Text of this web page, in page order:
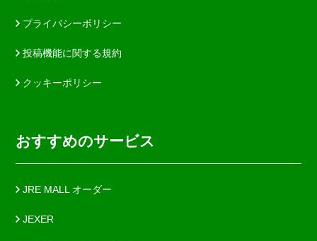
プライバシーポリシー
投稿機能に関する規約
クッキーポリシー
おすすめのサービス
JRE MALL オーダー
JEXER